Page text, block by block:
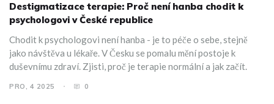
Destigmatizace terapie: Proč není hanba chodit k
psychologovi v České republice
Chodit k psychologovi není hanba - je to péče o sebe, stejně
jako návštěva u lékaře. V Česku se pomalu mění postoje k
duševnímu zdraví. Zjisti, proč je terapie normální a jak začít.
PRO, 4 2025 0